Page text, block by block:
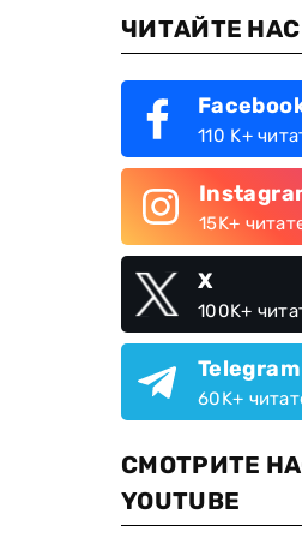
ЧИТАЙТЕ
110 K+
15K+
X
100K+
Telegram
60K+
СМОТРИТЕ
YOUTUBE